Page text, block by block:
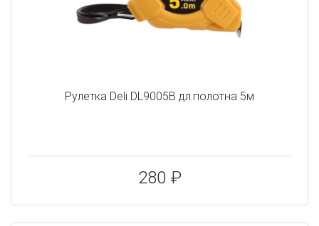
Рулетка Deli DL9005B дл.полотна 5м
280 ₽